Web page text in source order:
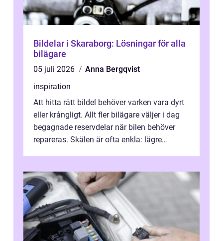
Bildelar i Skaraborg: Lösningar för alla
bilägare
05 juli 2026
Anna Bergqvist
inspiration
Att hitta rätt bildel behöver varken vara dyrt
eller krångligt. Allt fler bilägare väljer i dag
begagnade reservdelar när bilen behöver
repareras. Skälen är ofta enkla: lägre